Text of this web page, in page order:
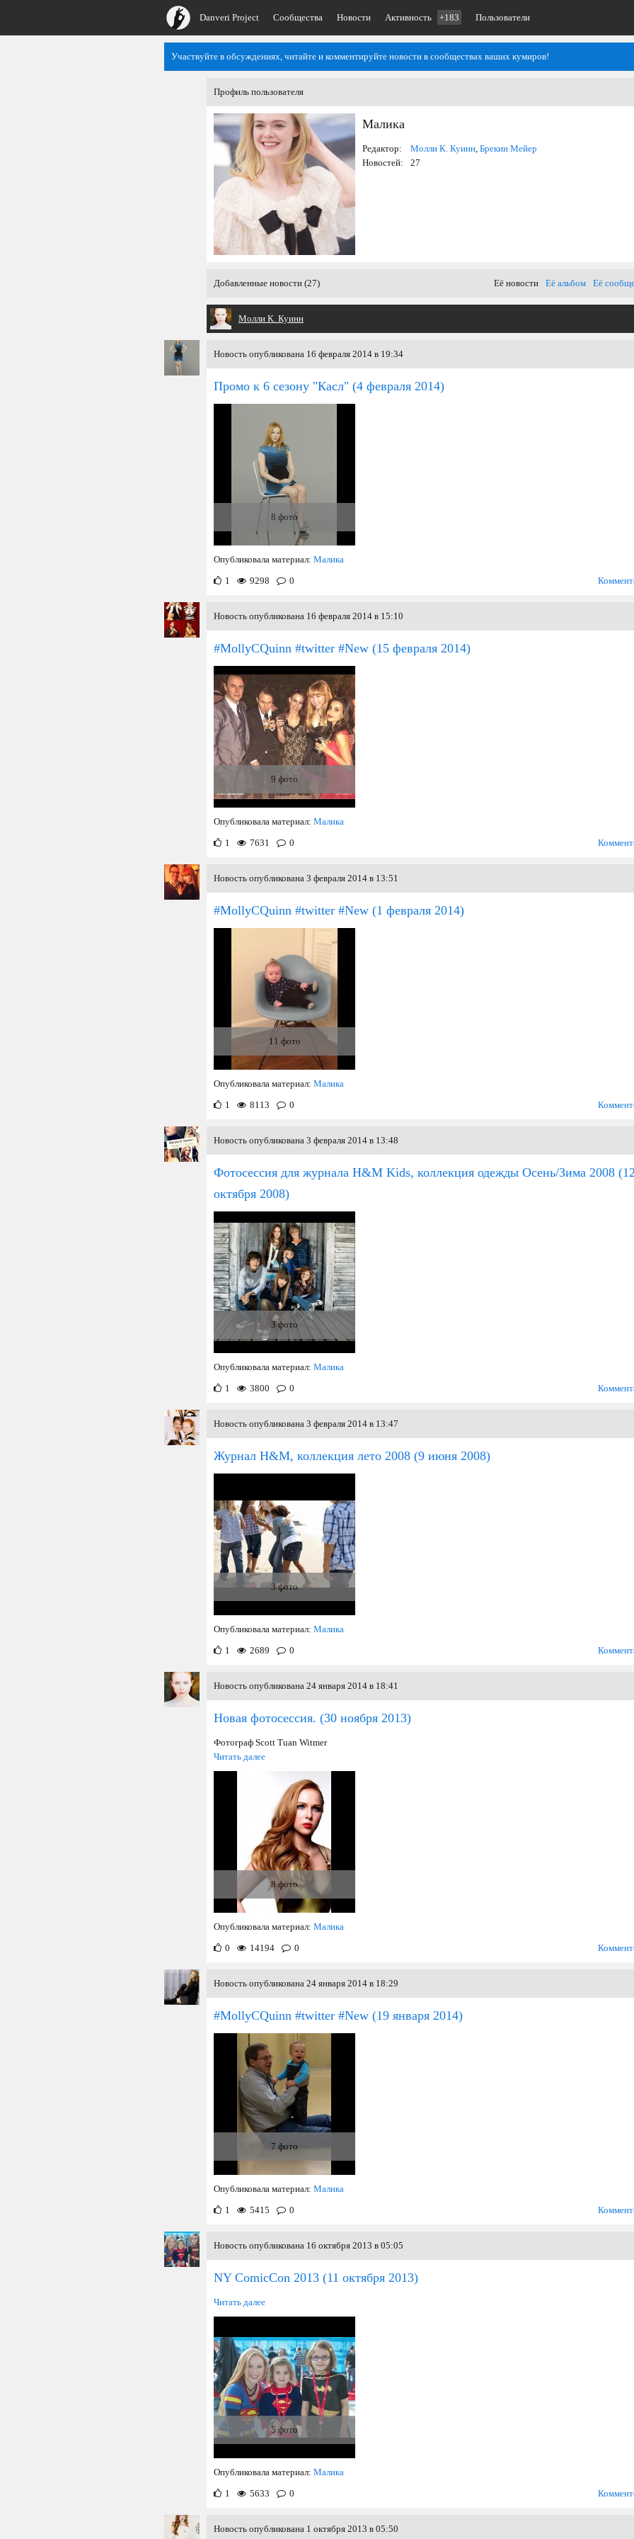
Danveri Project Сообщества Новости Активность +183 Пользователи
Участвуйте в обсуждениях, читайте и комментируйте новости в сообществах ваших кумиров!
Профиль пользователя
Малика
Редактор: Молли К. Куинн, Брекин Мейер
Новостей:
27
Добавленные новости (27) Её новости Её альбом Её
Молли К. Куинн
Новость опубликована 16 февраля 2014 в 19:34
Промо к 6 сезону "Касл" (4 февраля 2014)
8 фото
Опубликовала материал: Малика
1
9298 0
Новость опубликована 16 февраля 2014 в 15:10
#MollyCQuinn #twitter #New (15 февраля 2014)
9 фото
Опубликовала материал: Малика
1
7631 0
Новость опубликована 3 февраля 2014 в 13:51
#MollyCQuinn #twitter #New (1 февраля 2014)
11 фото
Опубликовала материал: Малика
1
8113 0
Новость опубликована 3 февраля 2014 в 13:48
Фотосессия для журнала H&M Kids, коллекция одежды Осень/Зима 2008
октября 2008)
3 фото
Опубликовала материал: Малика
1
3800 0
Новость опубликована 3 февраля 2014 в 13:47
Журнал H&M, коллекция лето 2008 (9 июня 2008)
3 фото
Опубликовала материал: Малика
1
2689 0
Новость опубликована 24 января 2014 в 18:41
Новая фотосессия. (30 ноября 2013)
Фотограф Scott Tuan Witmer
Читать далее
8 фото
Опубликовала материал: Малика
0
14194 0
Новость опубликована 24 января 2014 в 18:29
#MollyCQuinn #twitter #New (19 января 2014)
7 фото
Опубликовала материал: Малика
1
5415 0
Новость опубликована 16 октября 2013 в 05:05
NY ComicCon 2013 (11 октября 2013)
Читать далее
5 фото
Опубликовала материал: Малика
1
5633 0
Новость опубликована 1 октября 2013 в 05:50